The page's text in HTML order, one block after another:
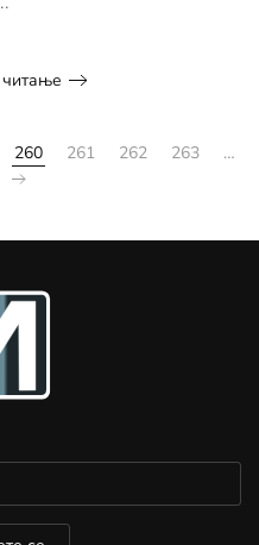
260 261 262 263
…